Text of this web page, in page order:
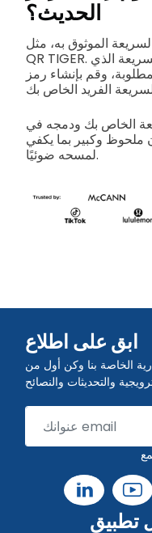
الحديث؟
الموثوق به، مثل
QR TIGER. اختر نوع محتوى رمز الاستجابة السريعة الذي
وقم بإنشاء رمز
الخاص بك ودمجه في
وكبير بما يكفي
لمسحه ضوئيًا.
ابق على اطلاع
الخاصة بنا وكن أول من
والتحديثات والنصائح